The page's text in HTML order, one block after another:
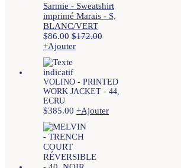
Sarmie - Sweatshirt
imprimé Marais - S,
BLANC/VERT
$86.00 $172.00
+Ajouter
VOLINO - PRINTED
WORK JACKET - 44,
ECRU
$385.00 +Ajouter